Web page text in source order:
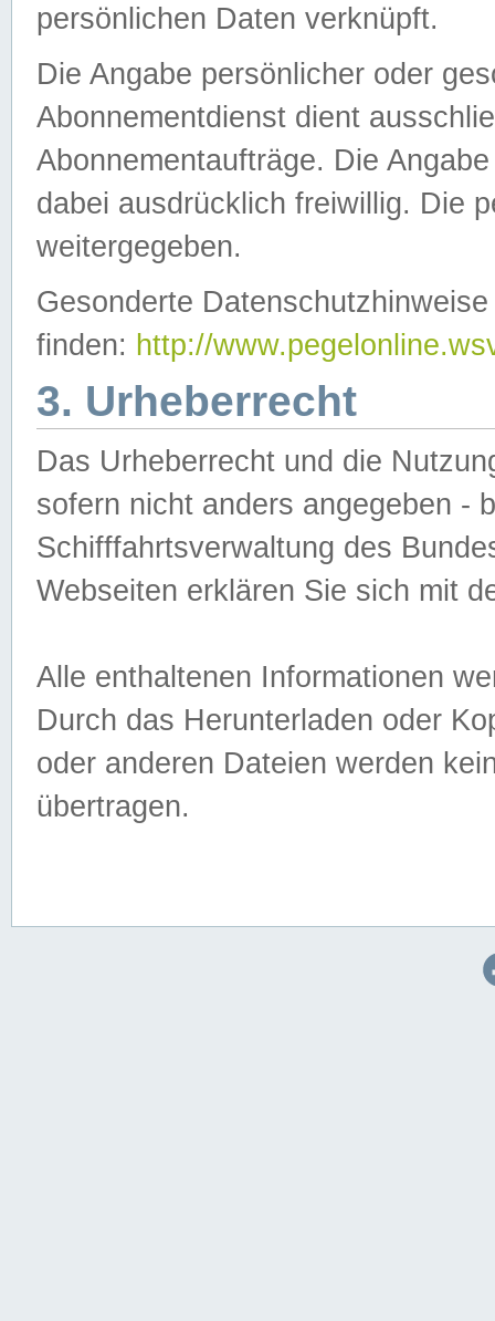
persönlichen Daten verknüpft.
Die Angabe persönlicher oder
Abonnementdienst dient
Abonnementaufträge. Die
dabei ausdrücklich freiwillig. Die
weitergegeben.
Gesonderte
finden: http://
3. Urheberrecht
Das Urheberrecht und die
sofern nicht anders angegeben -
Schifffahrtsverwaltung des
Webseiten erklären Sie sich mit
Alle enthaltenen Informationen
Durch das Herunterladen oder
oder anderen Dateien werden
übertragen.